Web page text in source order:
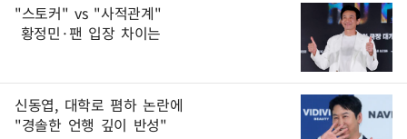
"스토커" vs "사적관계"
황정민·팬 입장 차이는
신동엽, 대학로 폄하 논란에
"경솔한 언행 깊이 반성"